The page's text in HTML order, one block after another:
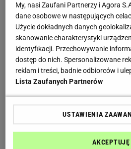
Margaryny twarde, czyli te,
pieczenia oraz masło roślinne
składzie izomery trans
one używane do przedłużenia
produktów smażonych i
utwardzania produktów
ich w potrawach typu fast food,
przekąskach,ciastachi
szkodliwe i przyczyniają się
My, nasi Zaufani Partnerzy i Agora
dane osobowe w następujących
Użycie dokładnych danych
skanowanie charakterystyki
identyfikacji. Przechowywanie
dostęp do nich. Spersonalizowane
reklam i treści, badnie odbiorców i
Lista Zaufanych Partnerów
USTAWIENIA
AKCEPTUJĘ